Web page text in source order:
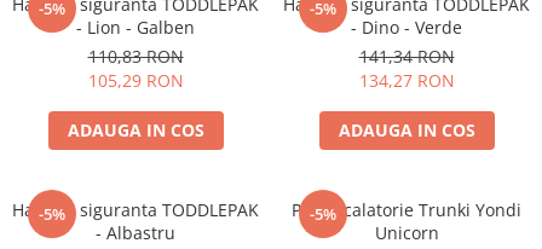
Huse troler
Business Travel
Borsete
Resigilate
Reduceri bagaje
-5%
- Lion - Galben
110,83 RON
105,29 RON
ADAUGA IN COS
-5%
- Dino - Verde
141,34 RON
134,27 RON
ADAUGA IN COS
-5%
Ham de siguranta TODDLEPAK
- Albastru
-5%
Perna calatorie Trunki Yondi
Unicorn